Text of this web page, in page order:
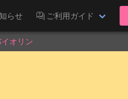
らせ ご利用ガイド
オリン